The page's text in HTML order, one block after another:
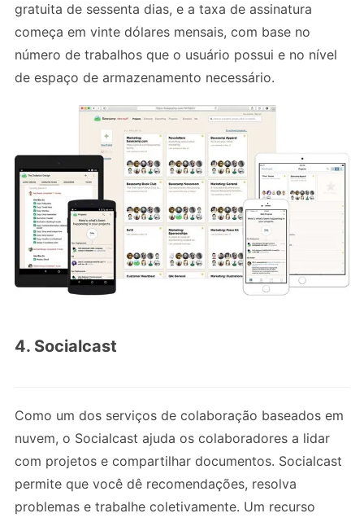
gratuita de sessenta dias, e a taxa de assinatura
começa em vinte dólares mensais, com base no
número de trabalhos que o usuário possui e no nível
de espaço de armazenamento necessário.
4. Socialcast
Como um dos serviços de colaboração baseados em
nuvem, o Socialcast ajuda os colaboradores a lidar
com projetos e compartilhar documentos. Socialcast
permite que você dê recomendações, resolva
problemas e trabalhe coletivamente. Um recurso